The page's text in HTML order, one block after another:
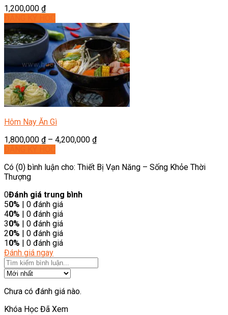
1,200,000 ₫
Hôm Nay Ăn Gì
1,800,000 ₫– 4,200,000 ₫
Có (0) bình luận cho: Thiết Bị Vạn Năng – Sống Khỏe Thời
Thượng
0Đánh giá trung bình
50% | 0 đánh giá
40% | 0 đánh giá
30% | 0 đánh giá
20% | 0 đánh giá
10% | 0 đánh giá
Đánh giá ngay
Chưa có đánh giá nào.
Khóa Học Đã Xem